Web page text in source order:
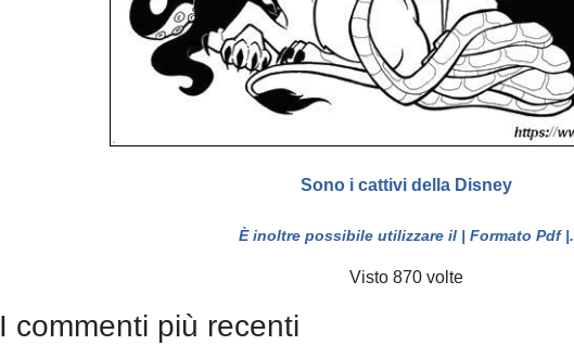
Sono i cattivi della Disney
È inoltre possibile utilizzare il | Formato Pdf |.
Visto 870 volte
I commenti più recenti